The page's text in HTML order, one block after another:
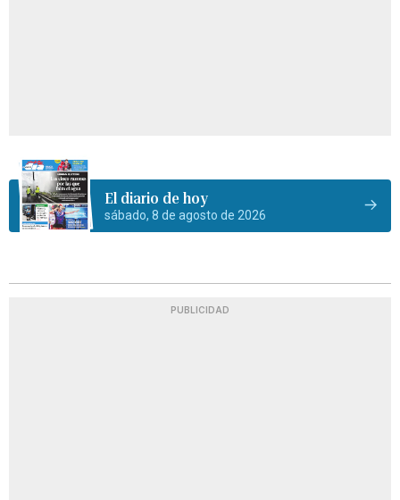
El diario de hoy
sábado, 8 de agosto de 2026
PUBLICIDAD